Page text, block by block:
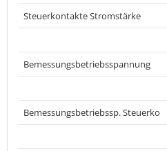
Steuerkontakte Stromstärke
Bemessungsbetriebsspannung
Bemessungsbetriebssp. Steuerko